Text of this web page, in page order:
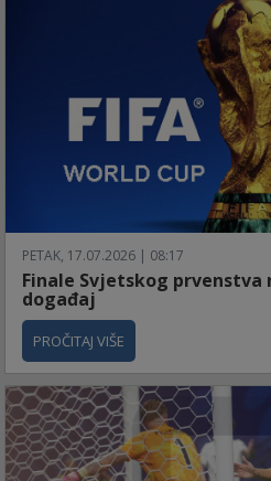
PETAK, 17.07.2026 | 08:17
Finale Svjetskog
događaj
PROČITAJ VIŠE